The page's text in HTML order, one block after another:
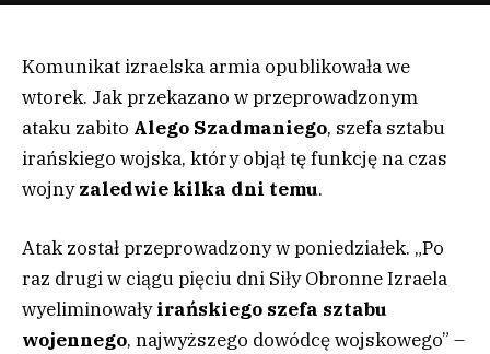
Komunikat izraelska armia opublikowała we
wtorek. Jak przekazano w przeprowadzonym
ataku zabito Alego Szadmaniego, szefa sztabu
irańskiego wojska, który objął tę funkcję na czas
wojnyzaledwie kilka dni temu.
Atak został przeprowadzony w poniedziałek. „Po
raz drugi w ciągu pięciu dni Siły Obronne Izraela
wyeliminowałyirańskiego szefa sztabu
wojennego, najwyższego dowódcę wojskowego” –